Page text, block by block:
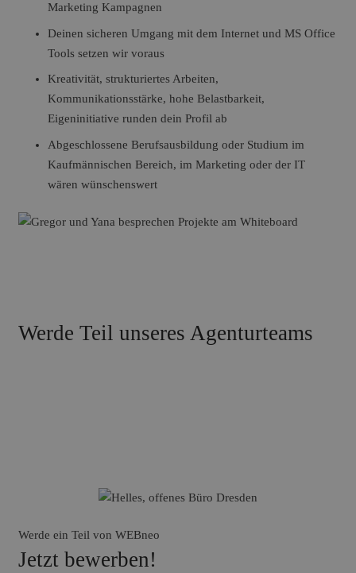
Marketing Kampagnen
Deinen sicheren Umgang mit dem Internet und MS Office
Tools setzen wir voraus
Kreativität, strukturiertes Arbeiten,
Kommunikationsstärke, hohe Belastbarkeit,
Eigeninitiative runden dein Profil ab
Abgeschlossene Berufsausbildung oder Studium im
Kaufmännischen Bereich, im Marketing oder der IT
wären wünschenswert
Werde Teil unseres Agenturteams
Werde ein Teil von WEBneo
Jetzt bewerben!